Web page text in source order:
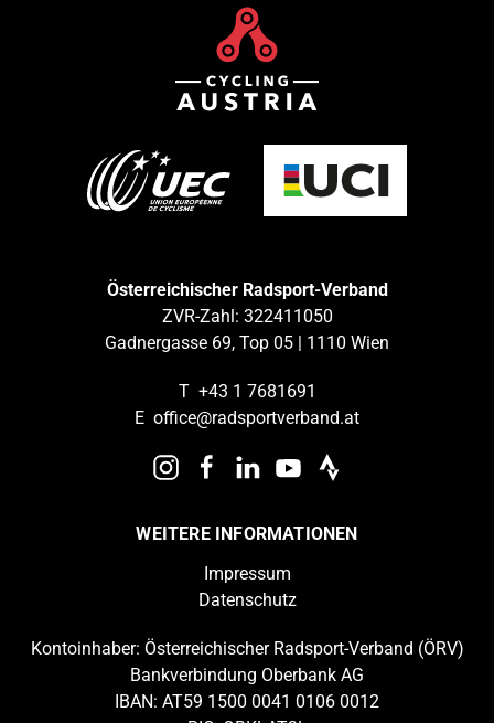
Österreichischer Radsport-Verband
ZVR-Zahl: 322411050
Gadnergasse 69, Top 05 | 1110 Wien
T +43 1 7681691
E office@radsportverband.at
WEITERE INFORMATIONEN
Impressum
Datenschutz
Kontoinhaber: Österreichischer Radsport-Verband (ÖRV)
Bankverbindung Oberbank AG
IBAN: AT59 1500 0041 0106 0012